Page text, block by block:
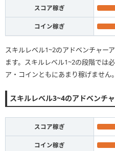
スコア稼ぎ
コイン稼ぎ
スキルレベル1~2のアドベンチャーア
ます。スキルレベル1~2の段階では
ア・コインともにあまり稼げません。
スキルレベル3~4のアドベンチ
スコア稼ぎ
コイン稼ぎ